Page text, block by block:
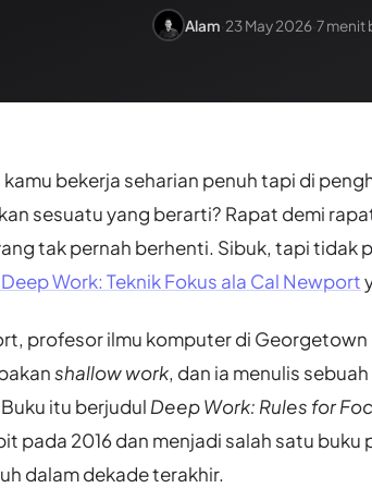
Alam 23 May 2026· 7 menit
kamu bekerja seharian penuh tapi di
sesuatu yang berarti? Rapat demi
tak pernah berhenti. Sibuk, tapi tidak
Work: Teknik Fokus ala Cal Newport
profesor ilmu komputer di
shallow work, dan ia menulis
itu berjudul Deep Work: Rules for
pada 2016 dan menjadi salah satu
dalam dekade terakhir.